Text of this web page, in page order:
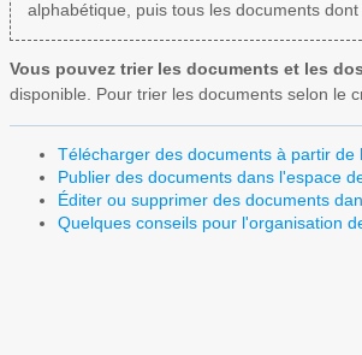
alphabétique, puis tous les documents
Vous pouvez trier les documents et les
disponible. Pour trier les documents selon le
Télécharger des documents à partir
Publier des documents dans l'espace
Éditer ou supprimer des documents
Quelques conseils pour l'organisation